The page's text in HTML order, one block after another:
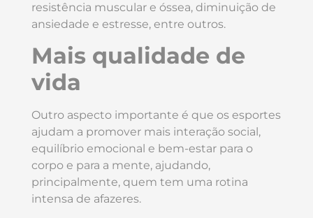
resistência muscular e óssea, diminuição de
ansiedade e estresse, entre outros.
Mais qualidade de
vida
Outro aspecto importante é que os esportes
ajudam a promover mais interação social,
equilíbrio emocional e bem-estar para o
corpo e para a mente, ajudando,
principalmente, quem tem uma rotina
intensa de afazeres.